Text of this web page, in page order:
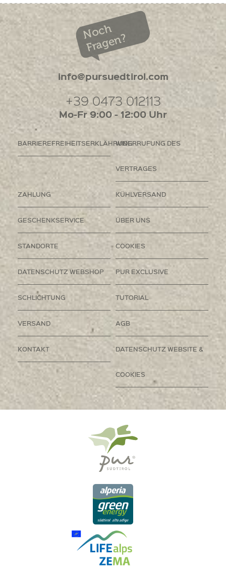
Noch
Fragen?
info@pursuedtirol.com
+39 0473 012113
Mo-Fr 9:00 - 12:00 Uhr
BARRIEREFREIHEITSERKLÄHRUNGWIDERRUFUNG DES
VERTRAGES
ZAHLUNG KÜHLVERSAND
GESCHENKSERVICE ÜBER UNS
STANDORTE COOKIES
DATENSCHUTZ WEBSHOP PUR EXCLUSIVE
SCHLICHTUNG TUTORIAL
VERSAND AGB
KONTAKT DATENSCHUTZ WEBSITE &
COOKIES